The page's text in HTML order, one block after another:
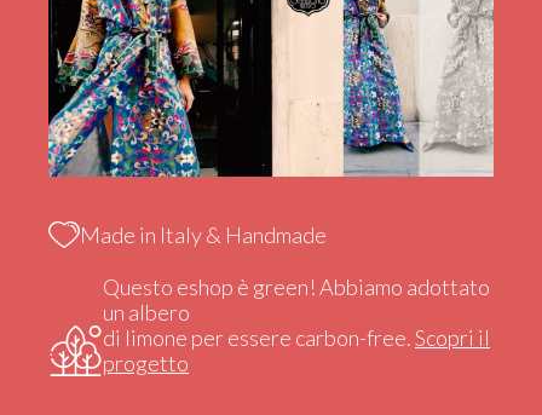
Made in Italy & Handmade
Questo eshop è green! Abbiamo adottato
un albero
di limone per essere carbon-free.Scopri il
progetto